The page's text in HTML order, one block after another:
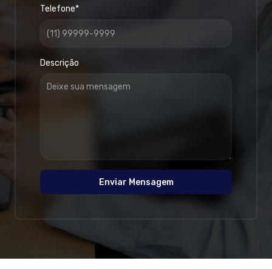
Telefone*
Descrição
Enviar Mensagem